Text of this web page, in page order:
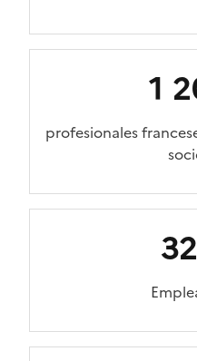
1
profesionales